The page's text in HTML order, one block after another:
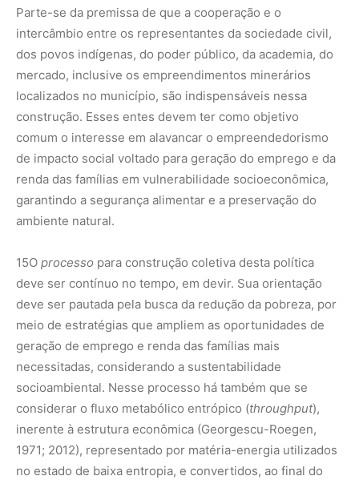
Parte-se da premissa de que a cooperação e o
intercâmbio entre os representantes da sociedade civil,
dos povos indígenas, do poder público, da academia, do
mercado, inclusive os empreendimentos minerários
localizados no município, são indispensáveis nessa
construção. Esses entes devem ter como objetivo
comum o interesse em alavancar o empreendedorismo
de impacto social voltado para geração do emprego e da
renda das famílias em vulnerabilidade socioeconômica,
garantindo a segurança alimentar e a preservação do
ambiente natural.
15O processo para construção coletiva desta política
deve ser contínuo no tempo, em devir. Sua orientação
deve ser pautada pela busca da redução da pobreza, por
meio de estratégias que ampliem as oportunidades de
geração de emprego e renda das famílias mais
necessitadas, considerando a sustentabilidade
socioambiental. Nesse processo há também que se
considerar o fluxo metabólico entrópico (throughput),
inerente à estrutura econômica (Georgescu-Roegen,
1971; 2012), representado por matéria-energia utilizados
no estado de baixa entropia, e convertidos, ao final do